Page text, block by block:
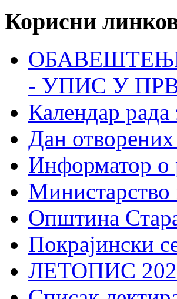
Корисни
- УПИС У
Календар
Дан отворених
Информатор о
Министарство
Општина
Покрајински
ЛЕТОПИС